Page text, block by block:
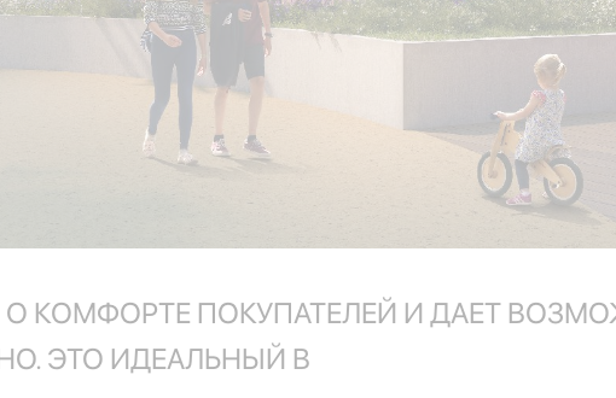
КОМФОРТЕ ПОКУПАТЕЛЕЙ И ДАЕТ
ЭТО ИДЕАЛЬНЫЙ В